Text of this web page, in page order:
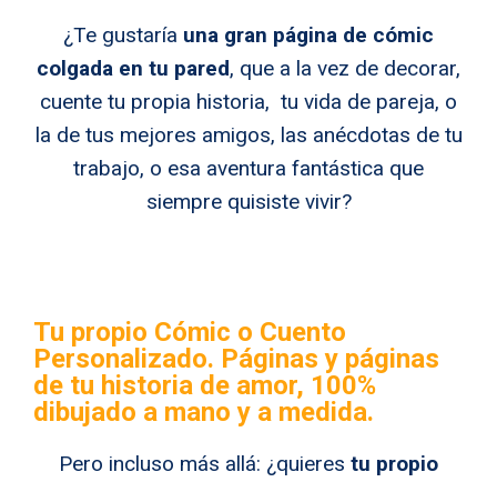
¿Te gustaría una gran página de cómic
colgada en tu pared, que a la vez de decorar,
cuente tu propia historia, tu vida de pareja, o
la de tus mejores amigos, las anécdotas de tu
trabajo, o esa aventura fantástica que
siempre quisiste vivir?
Tu propio Cómic o Cuento
Personalizado. Páginas y páginas
de tu historia de amor, 100%
dibujado a mano y a medida.
Pero incluso más allá: ¿quieres tu propio